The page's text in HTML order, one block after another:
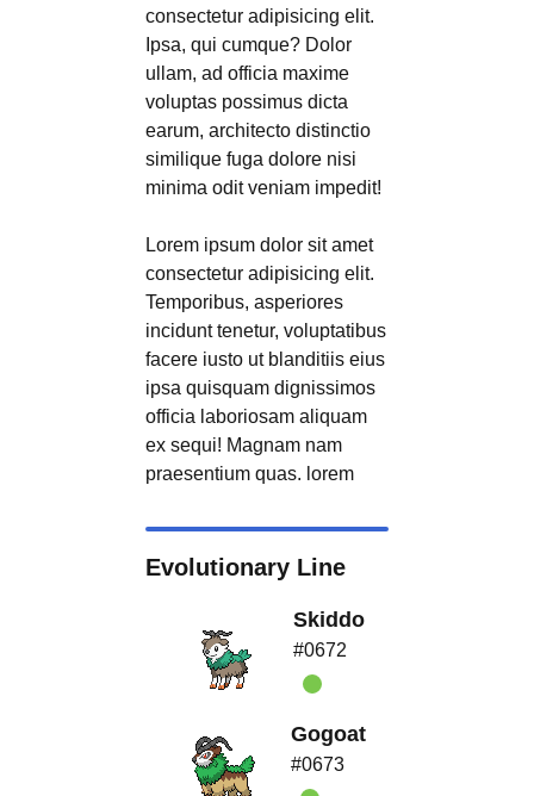
consectetur adipisicing elit.
Ipsa, qui cumque? Dolor
ullam, ad officia maxime
voluptas possimus dicta
earum, architecto distinctio
similique fuga dolore nisi
minima odit veniam impedit!
Lorem ipsum dolor sit amet
consectetur adipisicing elit.
Temporibus, asperiores
incidunt tenetur, voluptatibus
facere iusto ut blanditiis eius
ipsa quisquam dignissimos
officia laboriosam aliquam
ex sequi! Magnam nam
praesentium quas. lorem
Evolutionary Line
Skiddo
#0672
Gogoat
#0673